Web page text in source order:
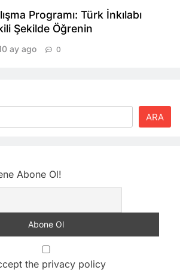
Programı: Türk İnkılabı
Şekilde Öğrenin
ay ago 0
ARA
Abone Ol!
the privacy policy